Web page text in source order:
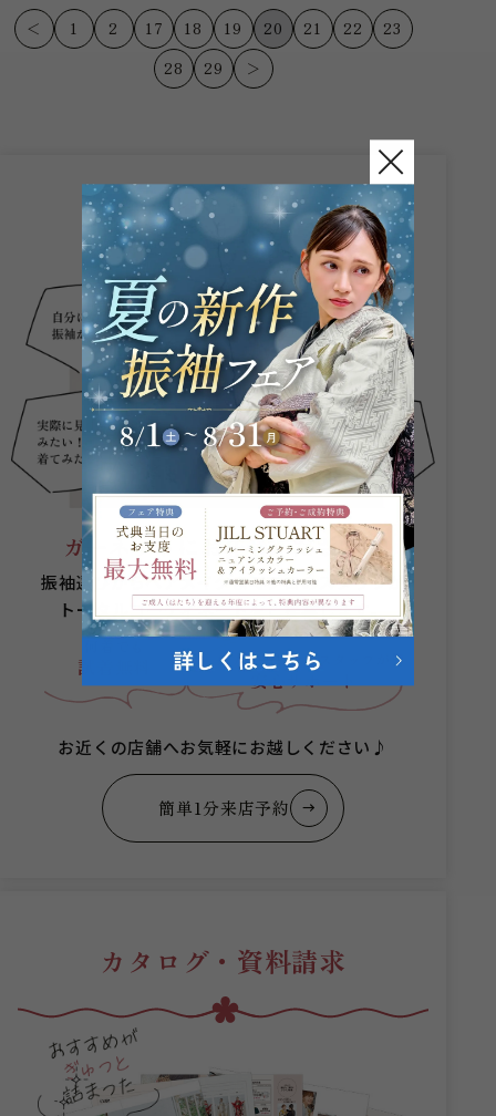
浜松西...
ガーネット浜...
＜ 1 2 17 18 19 20 21 22
23
28
29 ＞
こんなお悩み
ありませんか？
ガーネットにお任せください。
振袖選びからヘアメイクまでプロのスタッフが
トータルコーディネートをご提案します。
試着無料 成人式当日までスタッフが
安心サポート
お近くの店舗へお気軽にお越しください♪
簡単1分来店予約
カタログ・資料請求